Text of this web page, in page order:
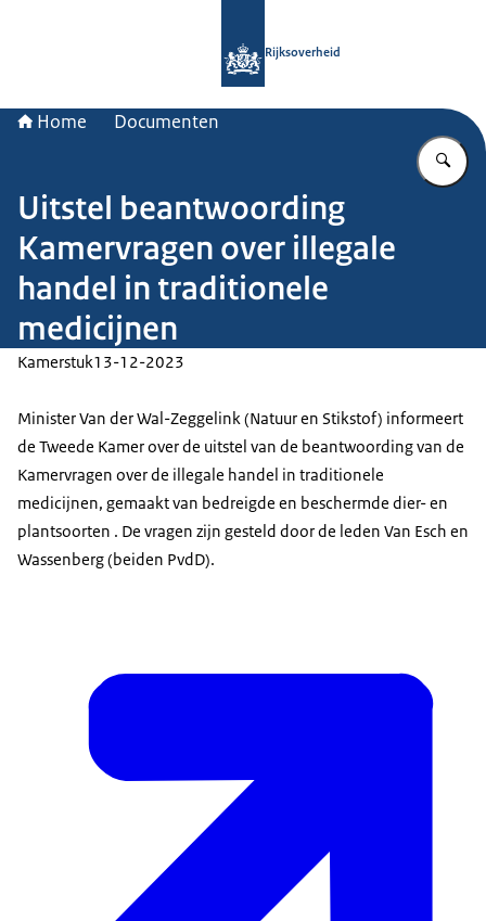
Rijksoverheid
Home Documenten
Uitstel beantwoording
Kamervragen over illegale
handel in traditionele
medicijnen
Kamerstuk13-12-2023
Minister Van der Wal-Zeggelink (Natuur en Stikstof) informeert
de Tweede Kamer over de uitstel van de beantwoording van de
Kamervragen over de illegale handel in traditionele
medicijnen, gemaakt van bedreigde en beschermde dier- en
plantsoorten . De vragen zijn gesteld door de leden Van Esch en
Wassenberg (beiden PvdD).